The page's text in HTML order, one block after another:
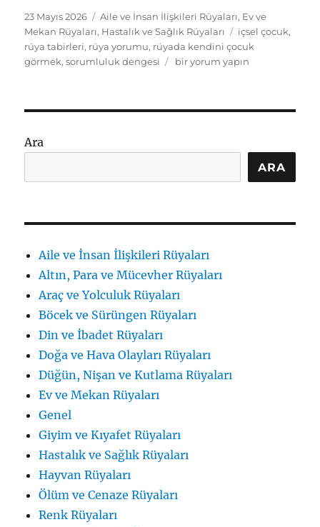
Yayın
tarihi
23 Mayıs 2026 Kategoriler
Aile ve İnsan İlişkileri Rüyaları, Ev ve
Mekan Rüyaları, Hastalık ve Sağlık Rüyaları Etiketler
içsel çocuk,
rüya tabirleri, rüya yorumu, rüyada kendini çocuk
görmek,sorumluluk dengesi
Rüyada
ve
için
bir yorum yapın
Ara
ARA
Aile ve İnsan İlişkileri Rüyaları
Altın, Para ve Mücevher Rüyaları
Araç ve Yolculuk Rüyaları
Böcek ve Sürüngen Rüyaları
Din ve İbadet Rüyaları
Doğa ve Hava Olayları Rüyaları
Düğün, Nişan ve Kutlama Rüyaları
Ev ve Mekan Rüyaları
Genel
Giyim ve Kıyafet Rüyaları
Hastalık ve Sağlık Rüyaları
Hayvan Rüyaları
Ölüm ve Cenaze Rüyaları
Renk Rüyaları